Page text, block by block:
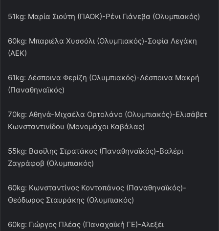
51kg: Μαρία Σιούτη (ΠΑΟΚ)-Ρένι Γιάνεβα (Ολυμπιακός)
60kg: Μπαριέλα Χυσσόλι (Ολυμπιακός)-Σοφία Λεγάκη
(ΑΕΚ)
61kg: Δέσποινα Φερίζη (Ολυμπιακός)-Δέσποινα Μακρή
(Παναθηναϊκός)
70kg: Αθηνά-Μιχαέλα Ορτολάνο (Ολυμπιακός)-Ελισάβετ
Κωνσταντινίδου (Μονομάχοι Καβάλας)
55kg: Βασίλης Στρατάκος (Παναθηναϊκός)-Βαλέρι
Ζαγράφοβ (Ολυμπιακός)
60kg: Κωνσταντίνος Κοντοπάνος (Παναθηναϊκός)-
Θεόδωρος Σταυράκης (Ολυμπιακός)
60kg: Γιώργος Πλέας (Παναχαϊκή ΓΕ)-Αλεξέι